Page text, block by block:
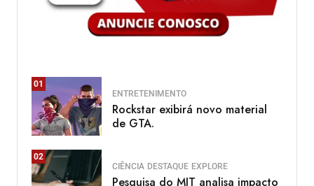
01
ENTRETENIMENTO
Rockstar exibirá novo material
de GTA.
02
CIÊNCIA DESTAQUE EXPLORE
Pesquisa do MIT analisa impacto